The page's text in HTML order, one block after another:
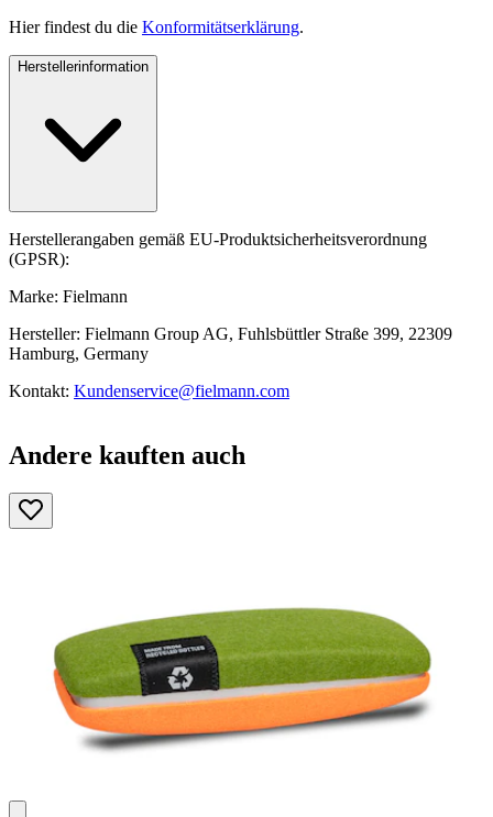
Hier findest du die Konformitätserklärung.
Herstellerinformation
Herstellerangaben gemäß EU-Produktsicherheitsverordnung
(GPSR):
Marke: Fielmann
Hersteller: Fielmann Group AG, Fuhlsbüttler Straße 399, 22309
Hamburg, Germany
Kontakt: Kundenservice@fielmann.com
Andere kauften auch